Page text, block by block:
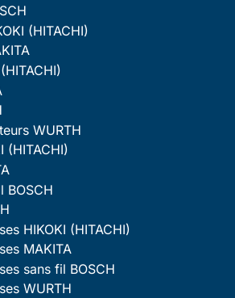
(HITACHI)
WURTH
(HITACHI)
BOSCH
HIKOKI (HITACHI)
MAKITA
sans fil BOSCH
WURTH